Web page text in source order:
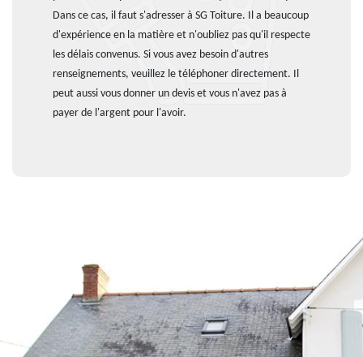
Dans ce cas, il faut s'adresser à SG Toiture. Il a beaucoup
d'expérience en la matière et n'oubliez pas qu'il respecte
les délais convenus. Si vous avez besoin d'autres
renseignements, veuillez le téléphoner directement. Il
peut aussi vous donner un devis et vous n'avez pas à
payer de l'argent pour l'avoir.